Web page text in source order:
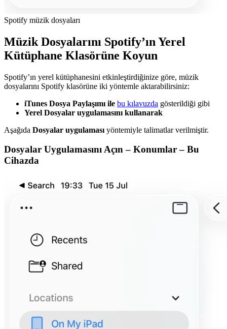
Spotify müzik dosyaları
Müzik Dosyalarını Spotify’ın Yerel
Kütüphane Klasörüne Koyun
Spotify’ın yerel kütüphanesini etkinleştirdiğinize göre, müzik
dosyalarını Spotify klasörüne iki yöntemle aktarabilirsiniz:
iTunes Dosya Paylaşımı ile bu kılavuzda gösterildiği gibi
Yerel Dosyalar uygulamasını kullanarak
Aşağıda Dosyalar uygulaması yöntemiyle talimatlar verilmiştir.
Dosyalar Uygulamasını Açın – Konumlar – Bu
Cihazda